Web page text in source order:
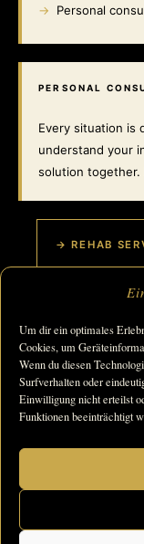
Um dir ein optimales
Cookies, um
Wenn du diesen
Surfverhalten oder
Einwilligung nicht erteilst
Funktionen beeinträchtigt
Personal
PERSONAL
Every situation is
understand your
solution together.
→ REHAB
→ HENNIG
→ CONTACT